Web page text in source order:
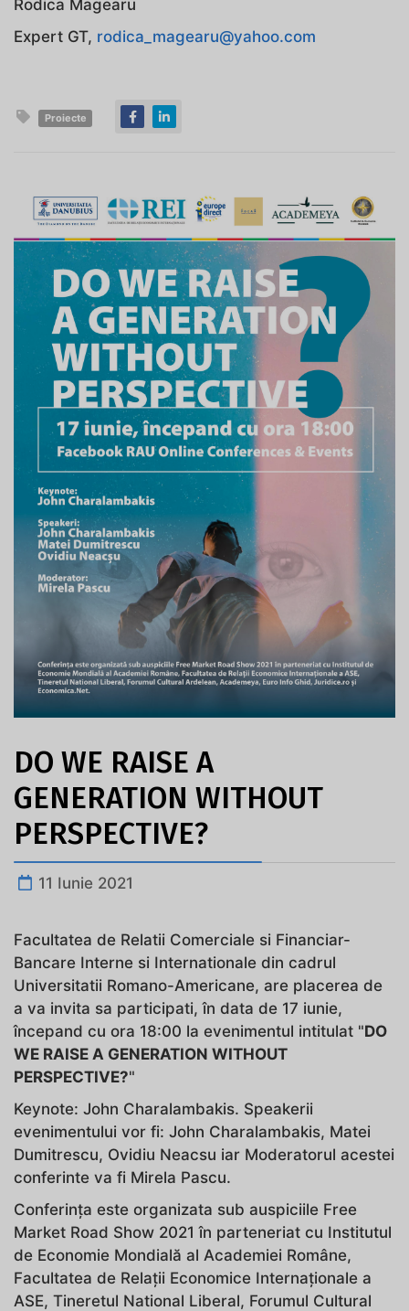
Rodica Magearu
Expert GT, rodica_magearu@yahoo.com
Proiecte
DO WE RAISE A
GENERATION WITHOUT
PERSPECTIVE?
11 Iunie 2021
Facultatea de Relatii Comerciale si Financiar-
Bancare Interne si Internationale din cadrul
Universitatii Romano-Americane, are placerea de
a va invita sa participati, în data de 17 iunie,
începand cu ora 18:00 la evenimentul intitulat "DO
WE RAISE A GENERATION WITHOUT
PERSPECTIVE?"
Keynote: John Charalambakis. Speakerii
evenimentului vor fi: John Charalambakis, Matei
Dumitrescu, Ovidiu Neacsu iar Moderatorul acestei
conferinte va fi Mirela Pascu.
Conferința este organizata sub auspiciile Free
Market Road Show 2021 în parteneriat cu Institutul
de Economie Mondială al Academiei Române,
Facultatea de Relații Economice Internaționale a
ASE, Tineretul National Liberal, Forumul Cultural